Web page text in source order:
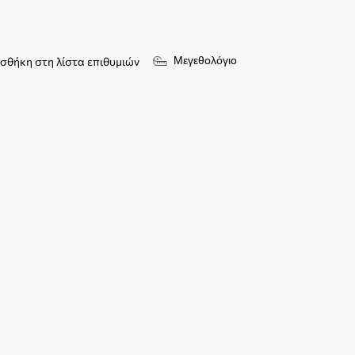
στη λίστα επιθυμιών Μεγεθολόγιο